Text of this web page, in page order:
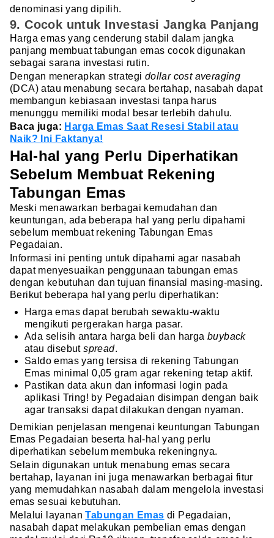
denominasi yang dipilih.
9. Cocok untuk Investasi Jangka Panjang
Harga emas yang cenderung stabil dalam jangka
panjang membuat tabungan emas cocok digunakan
sebagai sarana investasi rutin.
Dengan menerapkan strategi dollar cost averaging
(DCA) atau menabung secara bertahap, nasabah dapat
membangun kebiasaan investasi tanpa harus
menunggu memiliki modal besar terlebih dahulu.
Baca juga: Harga Emas Saat Resesi Stabil atau
Naik? Ini Faktanya!
Hal-hal yang Perlu Diperhatikan
Sebelum Membuat Rekening
Tabungan Emas
Meski menawarkan berbagai kemudahan dan
keuntungan, ada beberapa hal yang perlu dipahami
sebelum membuat rekening Tabungan Emas
Pegadaian.
Informasi ini penting untuk dipahami agar nasabah
dapat menyesuaikan penggunaan tabungan emas
dengan kebutuhan dan tujuan finansial masing-masing.
Berikut beberapa hal yang perlu diperhatikan:
Harga emas dapat berubah sewaktu-waktu
mengikuti pergerakan harga pasar.
Ada selisih antara harga beli dan harga buyback
atau disebutspread.
Saldo emas yang tersisa di rekening Tabungan
Emas minimal 0,05 gram agar rekening tetap aktif.
Pastikan data akun dan informasi login pada
aplikasi Tring! by Pegadaian disimpan dengan baik
agar transaksi dapat dilakukan dengan nyaman.
Demikian penjelasan mengenai keuntungan Tabungan
Emas Pegadaian beserta hal-hal yang perlu
diperhatikan sebelum membuka rekeningnya.
Selain digunakan untuk menabung emas secara
bertahap, layanan ini juga menawarkan berbagai fitur
yang memudahkan nasabah dalam mengelola investasi
emas sesuai kebutuhan.
Melalui layananTabungan Emas di Pegadaian,
nasabah dapat melakukan pembelian emas dengan